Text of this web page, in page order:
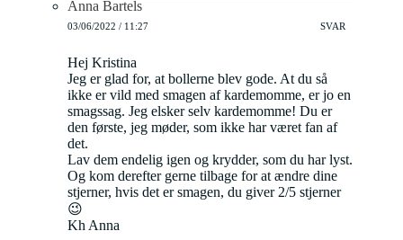
Anna Bartels
03/06/2022 / 11:27 SVAR
Hej Kristina
Jeg er glad for, at bollerne blev gode. At du så
ikke er vild med smagen af kardemomme, er jo en
smagssag. Jeg elsker selv kardemomme! Du er
den første, jeg møder, som ikke har været fan af
det.
Lav dem endelig igen og krydder, som du har lyst.
Og kom derefter gerne tilbage for at ændre dine
stjerner, hvis det er smagen, du giver 2/5 stjerner
😉
Kh Anna